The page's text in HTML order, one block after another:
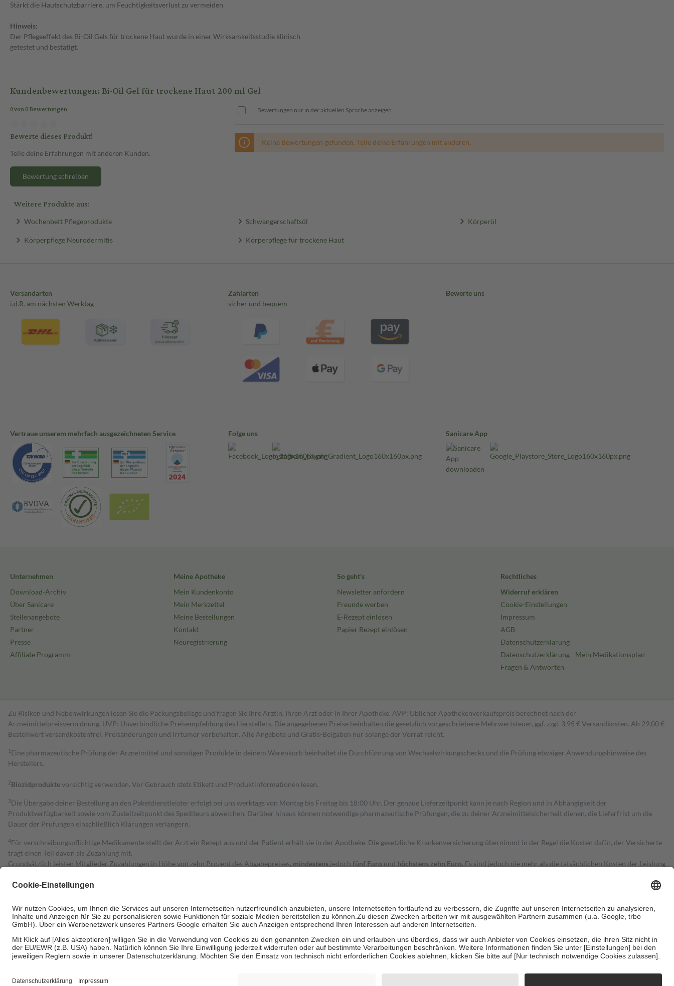
Stärkt die Hautschutzbarriere, um Feuchtigkeitsverlust zu vermeiden
Hinweis:
Der Pflegeeffekt des Bi-Oil Gels für trockene Haut wurde in einer Wirksamkeitsstudie klinisch
getestet und bestätigt.
Kundenbewertungen: Bi-Oil Gel für trockene Haut 200 ml Gel
0 von 0 Bewertungen
Bewerte dieses Produkt!
Teile deine Erfahrungen mit anderen Kunden.
Bewertung schreiben
Bewertungen nur in der aktuellen Sprache anzeigen.
Keine Bewertungen gefunden. Teile deine Erfahrungen mit anderen.
Weitere Produkte aus:
Wochenbett Pflegeprodukte Schwangerschaftsöl Körperöl
Körperpflege Neurodermitis Körperpflege für trockene Haut
Versandarten
i.d.R. am nächsten Werktag
Zahlarten
sicher und bequem
Bewerte uns
Vertraue unserem mehrfach ausgezeichneten Service Folge uns Sanicare App
Unternehmen
Download-Archiv
Über Sanicare
Stellenangebote
Partner
Presse
Affiliate Programm
Meine Apotheke
Mein Kundenkonto
Mein Merkzettel
Meine Bestellungen
Kontakt
Neuregistrierung
So geht's
Newsletter anfordern
Freunde werben
E-Rezept einlösen
Papier Rezept einlösen
Rechtliches
Widerruf erklären
Cookie-Einstellungen
Impressum
AGB
Datenschutzerklärung
Datenschutzerklärung - Mein Medikationsplan
Fragen & Antworten
Zu Risiken und Nebenwirkungen lesen Sie die Packungsbeilage und fragen Sie Ihre Ärztin, Ihren Arzt oder in Ihrer Apotheke. AVP: Üblicher Apothekenverkaufspreis berechnet nach der
Arzneimittelpreisverordnung. UVP: Unverbindliche Preisempfehlung des Herstellers. Die angegebenen Preise beinhalten die gesetzlich vorgeschriebene Mehrwertsteuer, ggf. zzgl. 3,95 € Versandkosten. Ab 29,00 €
Bestell­wert versand­kosten­frei. Preisänderungen und Irrtümer vorbehalten. Alle Angebote und Gratis-Beigaben nur solange der Vorrat reicht.
1 Eine pharmazeutische Prüfung der Arzneimittel und sonstigen Produkte in deinem Warenkorb beinhaltet die Durchführung von Wechselwirkungschecks und die Prüfung etwaiger Anwendungshinweise des
Herstellers.
2Biozidproduktevorsichtig verwenden. Vor Gebrauch stets Etikett und Produktinformationen lesen.
3Die Übergabe deiner Bestellung an den Paketdienstleister erfolgt bei uns werktags von Montag bis Freitag bis 18:00 Uhr. Der genaue Lieferzeitpunkt kann je nach Region und in Abhängigkeit der
Produktverfügbarkeit sowie vom Zustellzeitpunkt des Spediteurs abweichen. Darüber hinaus können notwendige pharmazeutische Prüfungen, die zu deiner Arzneimittelsicherheit dienen, die Lieferfrist um die
Dauer der Prüfungen einschließlich Klärungen verlängern.
4Für verschreibungspflichtige Medikamente stellt der Arzt ein Rezept aus und der Patient erhält sie in der Apotheke. Die gesetzliche Krankenversicherung übernimmt in der Regel die Kosten dafür, der Versicherte
trägt einen Teil davon als Zuzahlung mit.
Grundsätzlich leisten Mitglieder Zuzahlungen in Höhe von zehn Prozent des Abgabepreises, mindestens jedoch fünf Euro und höchstens zehn Euro. Es sind jedoch nie mehr als die tatsächlichen Kosten der Leistung
Diese Regeln gelten grundsätzlich auch für Online-Apotheken.
Um das Engagement der Versicherten für ihre eigene Gesundheit zu stärken und die besondere Stellung der Familie zu unterstützen, fallenkeine Zuzahlungen an bei:
• Kindern und Jugendlichen bis zum vollendeten 18. Lebensjahr mit Ausnahme der Fahrkosten
• Untersuchungen zur Vorsorge und Früherkennung, die von der GKV getragen werden
• empfohlenen Schutzimpfungen
• Harn- und Blutteststreifen
Informationen findest du hier: https://help.etrusted.com/hc/de/articles/4419944605341